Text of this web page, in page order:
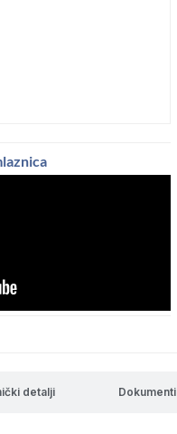
detalji Dokumenti